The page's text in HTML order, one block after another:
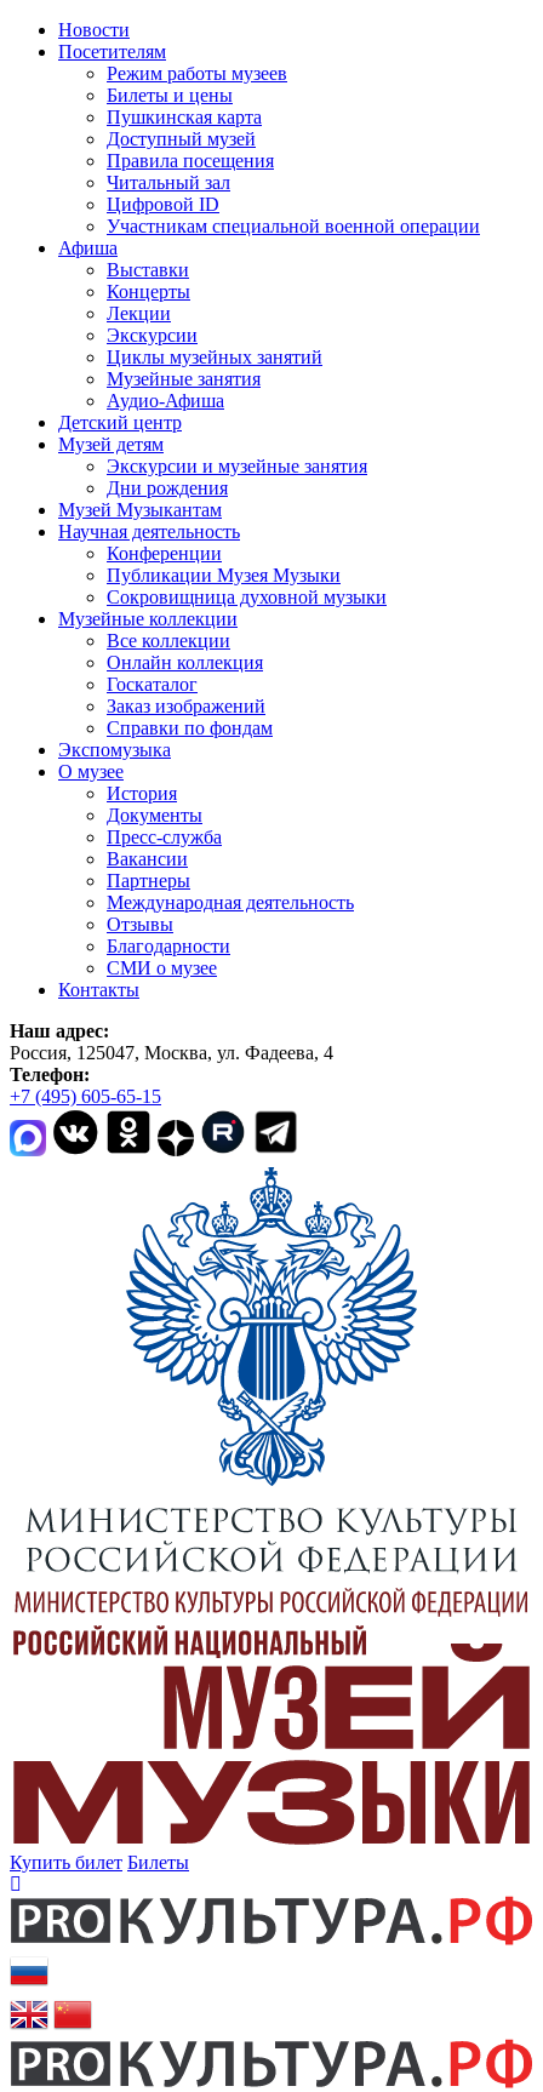
Новости
Посетителям
Режим работы музеев
Билеты и цены
Пушкинская карта
Доступный музей
Правила посещения
Читальный зал
Цифровой ID
Участникам специальной военной операции
Афиша
Выставки
Концерты
Лекции
Экскурсии
Циклы музейных занятий
Музейные занятия
Аудио-Афиша
Детский центр
Музей детям
Экскурсии и музейные занятия
Дни рождения
Музей Музыкантам
Научная деятельность
Конференции
Публикации Музея Музыки
Сокровищница духовной музыки
Музейные коллекции
Все коллекции
Онлайн коллекция
Госкаталог
Заказ изображений
Справки по фондам
Экспомузыка
О музее
История
Документы
Пресс-служба
Вакансии
Партнеры
Международная деятельность
Отзывы
Благодарности
СМИ о музее
Контакты
Наш адрес:
Россия, 125047, Москва, ул. Фадеева, 4
Телефон:
+7 (495) 605-65-15
Купить билет Билеты